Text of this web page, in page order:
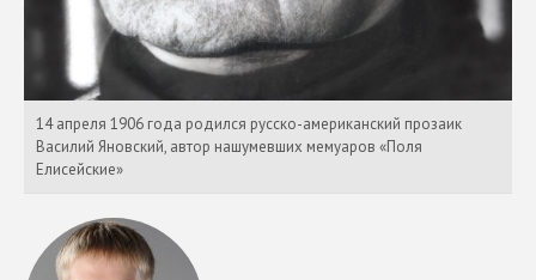
14 апреля 1906 года родился русско-американский прозаик
Василий Яновский, автор нашумевших мемуаров «Поля
Елисейские»